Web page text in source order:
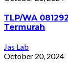
TLP/WA
Termurah
Jas Lab
October 20, 2024